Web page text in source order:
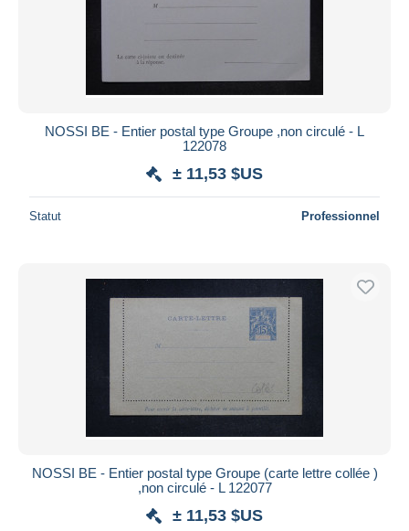
NOSSI BE - Entier postal type Groupe ,non circulé - L
122078
± 11,53 $US
Statut Professionnel
NOSSI BE - Entier postal type Groupe (carte lettre collée )
,non circulé - L 122077
± 11,53 $US